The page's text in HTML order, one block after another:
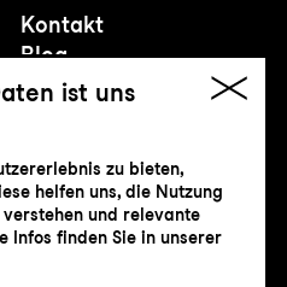
Kontakt
Blog
Presse
und Theater
ist uns
zu bieten,
helfen uns, die Nutzung
und relevante
Infos finden Sie in unserer